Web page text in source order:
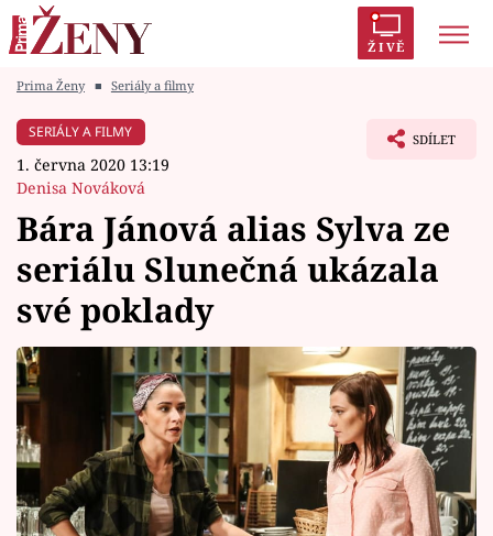
ŽIVĚ
Módní alarm
Témata
Celebrity
Vztahy
Seriály
Horoskopy
Prima Ženy ■ Seriály a filmy
SERIÁLY A FILMY
1. června 2020 13:19
Denisa Nováková
SDÍLET
Bára Jánová alias Sylva ze
seriálu Slunečná ukázala
své poklady